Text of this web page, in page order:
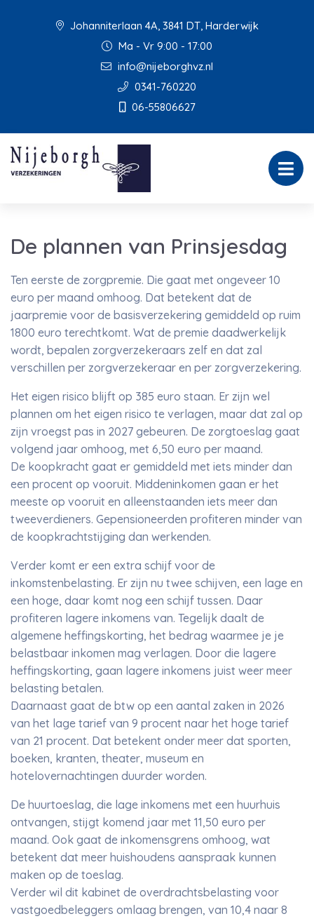
Johanniterlaan 4A, 3841 DT, Harderwijk
Ma - Vr 9:00 - 17:00
info@nijeborghvz.nl
0341-760220
06-55806627
De plannen van Prinsjesdag
Ten eerste de zorgpremie. Die gaat met ongeveer 10
euro per maand omhoog. Dat betekent dat de
jaarpremie voor de basisverzekering gemiddeld op ruim
1800 euro terechtkomt. Wat de premie daadwerkelijk
wordt, bepalen zorgverzekeraars zelf en dat zal
verschillen per zorgverzekeraar en per zorgverzekering.
Het eigen risico blijft op 385 euro staan. Er zijn wel
plannen om het eigen risico te verlagen, maar dat zal op
zijn vroegst pas in 2027 gebeuren. De zorgtoeslag gaat
volgend jaar omhoog, met 6,50 euro per maand.
De koopkracht gaat er gemiddeld met iets minder dan
een procent op vooruit. Middeninkomen gaan er het
meeste op vooruit en alleenstaanden iets meer dan
tweeverdieners. Gepensioneerden profiteren minder van
de koopkrachtstijging dan werkenden.
Verder komt er een extra schijf voor de
inkomstenbelasting. Er zijn nu twee schijven, een lage en
een hoge, daar komt nog een schijf tussen. Daar
profiteren lagere inkomens van. Tegelijk daalt de
algemene heffingskorting, het bedrag waarmee je je
belastbaar inkomen mag verlagen. Door die lagere
heffingskorting, gaan lagere inkomens juist weer meer
belasting betalen.
Daarnaast gaat de btw op een aantal zaken in 2026
van het lage tarief van 9 procent naar het hoge tarief
van 21 procent. Dat betekent onder meer dat sporten,
boeken, kranten, theater, museum en
hotelovernachtingen duurder worden.
De huurtoeslag, die lage inkomens met een huurhuis
ontvangen, stijgt komend jaar met 11,50 euro per
maand. Ook gaat de inkomensgrens omhoog, wat
betekent dat meer huishoudens aanspraak kunnen
maken op de toeslag.
Verder wil dit kabinet de overdrachtsbelasting voor
vastgoedbeleggers omlaag brengen, van 10,4 naar 8